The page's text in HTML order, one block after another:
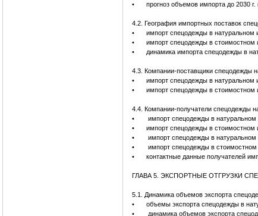
•
прогноз объемов импорта до 2030 г.
4.2. География импортных поставок
•
импорт спецодежды в натуральном
•
импорт спецодежды в стоимостном
•
динамика импорта спецодежды в
4.3. Компании-поставщики спецодежды
•
импорт спецодежды в натуральном
•
импорт спецодежды в стоимостном
4.4. Компании-получатели спецодежды
•
импорт спецодежды в
•
импорт спецодежды в стоимостном
•
импорт спецодежды в натуральном
•
импорт спецодежды в стоимостном
•
контактные данные получателей
ГЛАВА 5. ЭКСПОРТНЫЕ ОТГРУЗКИ
5.1. Динамика объемов экспорта
•
объемы экспорта спецодежды в
•
динамика объемов экспорта